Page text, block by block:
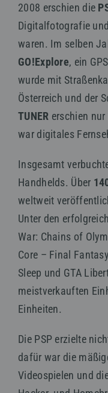
2008 erschien die
Digitalfotografie
waren. Im selben
GO!Explore, ein
wurde mit
Österreich und der
TUNER erschien
war digitales
Insgesamt
Handhelds. Über
weltweit
Unter den
War: Chains of
Core – Final
Sleep und GTA
meistverkauften
Einheiten.
Die PSP erzielte
dafür war die
Videospielen und